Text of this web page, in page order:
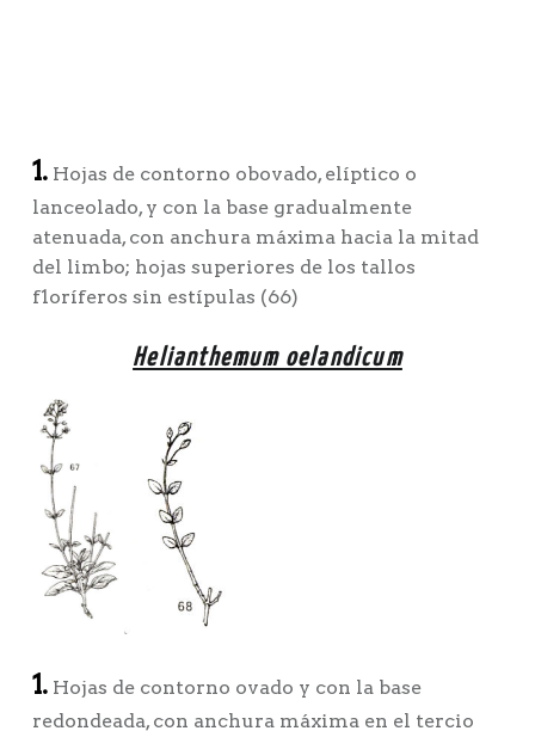
1.Hojas de contorno obovado, elíptico o
lanceolado, y con la base gradualmente
atenuada, con anchura máxima hacia la mitad
del limbo; hojas superiores de los tallos
f1oríferos sin estípulas (66)
Helianthemum oelandicum
1.Hojas de contorno ovado y con la base
redondeada, con anchura máxima en el tercio